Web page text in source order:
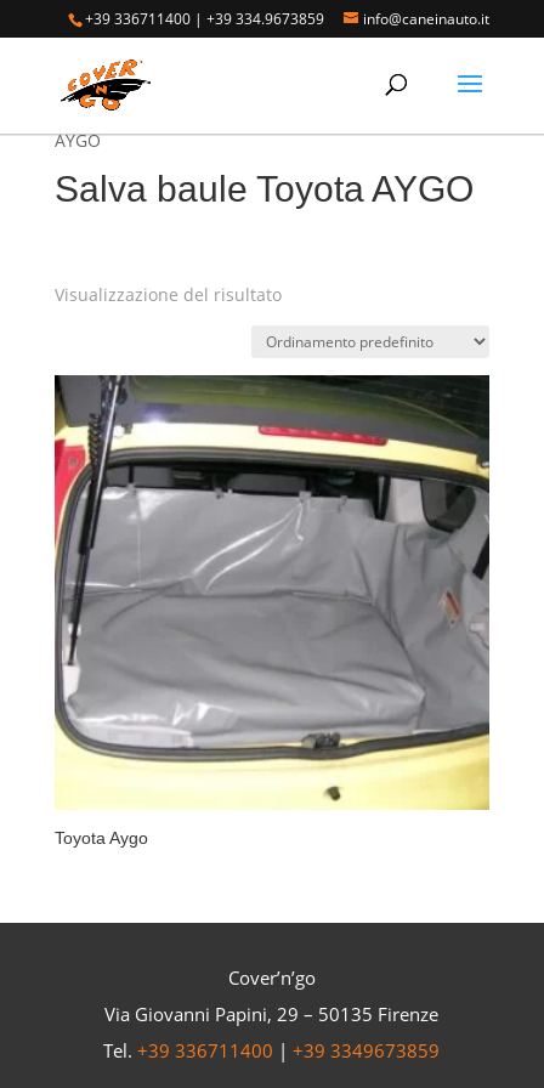
+39 336711400 |+39 334.9673859 info@caneinauto.it
Home/SALVA BAULE - Vasca Telo Copribaule
Auto/SALVA BAULE TOYOTA
AYGO
Salva baule Toyota AYGO
Visualizzazione del risultato
Toyota Aygo
Cover’n’go
Via Giovanni Papini, 29 – 50135 Firenze
Tel.+39 336711400 |+39 3349673859